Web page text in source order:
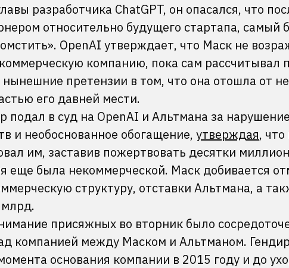
разработчика ChatGPT, он опасался, что
относительно будущего стартапа, самый
OpenAI утверждает, что Маск не
компанию, пока сам рассчитывал
нынешние претензии в том, что она отошла от
его давней мести.
подал в суд на OpenAI и Альтмана за
и необоснованное обогащение, утверждая,
им, заставив пожертвовать десятки
еще была некоммерческой. Маск добивается
структуру, отставки Альтмана, а
присяжных во вторник было
компанией между Маском и Альтманом.
основания компании в 2015 году и до